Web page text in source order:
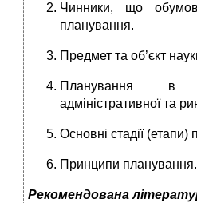
Чинники, що
планування.
Предмет та об’єкт
Планування в
адміністративної та
Основні стадії
Принципи планування.
Рекомендована